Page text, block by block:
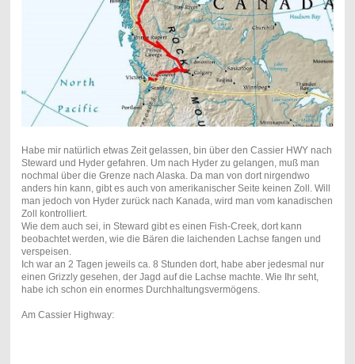
Habe mir natürlich etwas Zeit gelassen, bin über den Cassier HWY nach
Steward und Hyder gefahren. Um nach Hyder zu gelangen, muß man
nochmal über die Grenze nach Alaska. Da man von dort nirgendwo
anders hin kann, gibt es auch von amerikanischer Seite keinen Zoll. Will
man jedoch von Hyder zurück nach Kanada, wird man vom kanadischen
Zoll kontrolliert.
Wie dem auch sei, in Steward gibt es einen Fish-Creek, dort kann
beobachtet werden, wie die Bären die laichenden Lachse fangen und
verspeisen.
Ich war an 2 Tagen jeweils ca. 8 Stunden dort, habe aber jedesmal nur
einen Grizzly gesehen, der Jagd auf die Lachse machte. Wie Ihr seht,
habe ich schon ein enormes Durchhaltungsvermögens.
Am Cassier Highway: